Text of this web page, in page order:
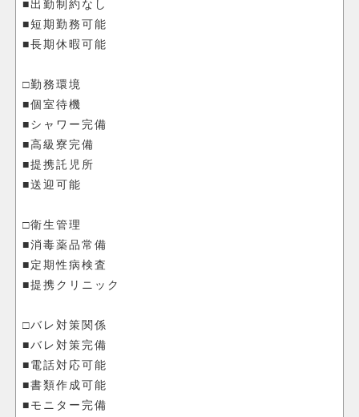
■出勤制約なし
■短期勤務可能
■長期休暇可能
□勤務環境
■個室待機
■シャワー完備
■高級寮完備
■提携託児所
■送迎可能
□衛生管理
■消毒薬品常備
■定期性病検査
■提携クリニック
□バレ対策関係
■バレ対策完備
■電話対応可能
■書類作成可能
■モニター完備